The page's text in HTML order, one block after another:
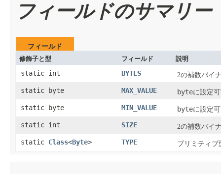
フィールドのサマリー
フィールド
修飾子と型
フィールド 説明
static int BYTES 2の補数バイ
static byte MAX_VALUE byteに設定
static byte MIN_VALUE byteに設定
static int SIZE 2の補数バイ
static Class<Byte> TYPE プリミティブ